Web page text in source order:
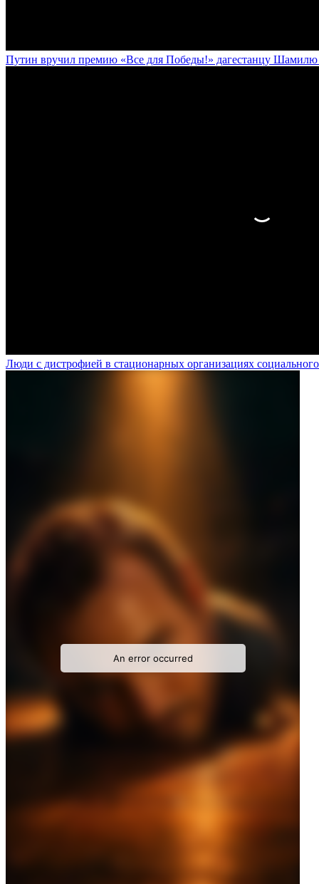
Путин вручил премию «Все для Победы!» дагестанцу Шамилю
Люди с дистрофией в стационарных организациях